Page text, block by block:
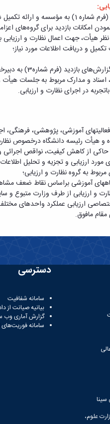
آن به گروه اعزامی؛
امکانات بازدید برای گروه‌های
هیأت، جهت اعمال نظارت و
و دریافت اطلاعات مورد نیاز؛
شماره3) به دبیرخانه شورای نظارت؛
و مدارک مربوط به جلسات هیأت
در اجرای نظارت و ارزیابی.
آموزشی، پژوهشی،
و هیأت رئیسه دانشگاه درخصوص
از کاهش کیفیت، نواقص
مورد ارزیابی و تجزیه و تحلیل
به گروه نظارت و ارزیابی؛
آموزشی براساس نقاط ضعف
و ارزیابی از طرف وزارت متبوع و
ارزیابی عملکرد واحدهای
مافوق.
سینا
علوم،
دسترسی
سامانه شفافیت
بیانیه صیانت از
گزارش آماری وب‌
سامانه فوریت‌های